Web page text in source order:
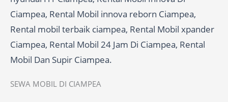
Ciampea, Rental Mobil innova reborn Ciampea,
Rental mobil terbaik ciampea, Rental Mobil xpander
Ciampea, Rental Mobil 24 Jam Di Ciampea, Rental
Mobil Dan Supir Ciampea.
SEWA MOBIL DI CIAMPEA